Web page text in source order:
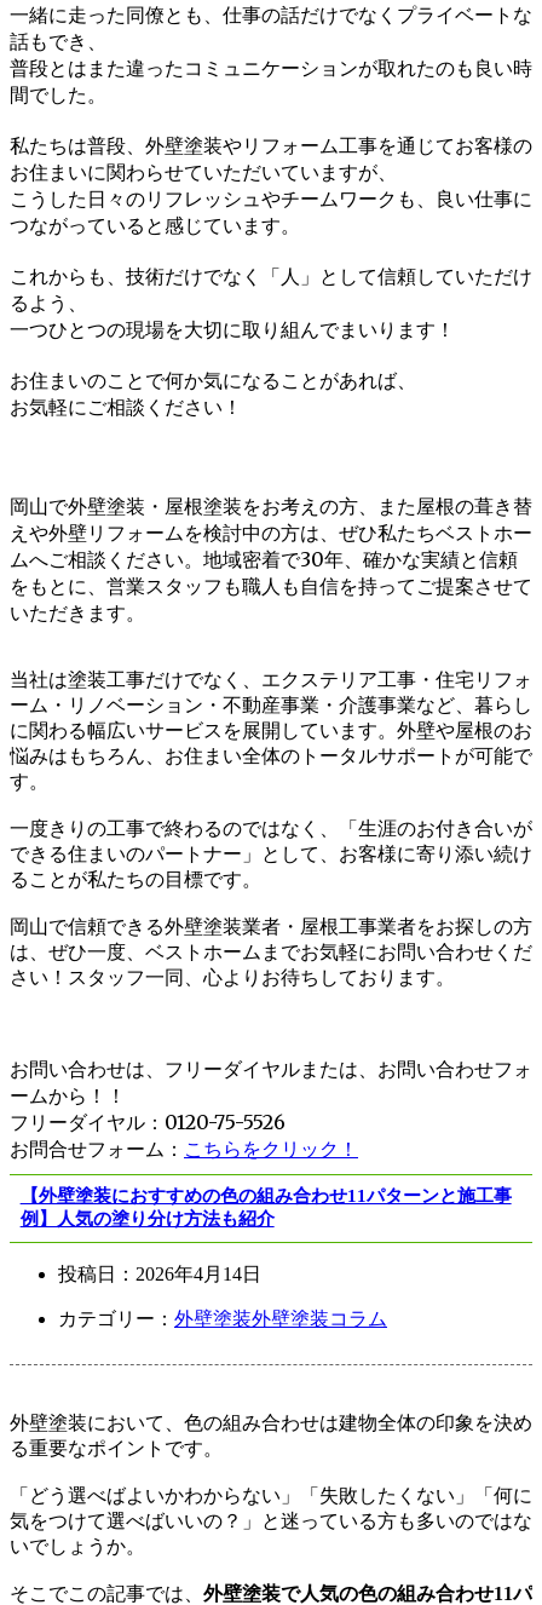
一緒に走った同僚とも、仕事の話だけでなくプライベートな
話もでき、
普段とはまた違ったコミュニケーションが取れたのも良い時
間でした。
私たちは普段、外壁塗装やリフォーム工事を通じてお客様の
お住まいに関わらせていただいていますが、
こうした日々のリフレッシュやチームワークも、良い仕事に
つながっていると感じています。
これからも、技術だけでなく「人」として信頼していただけ
るよう、
一つひとつの現場を大切に取り組んでまいります！
お住まいのことで何か気になることがあれば、
お気軽にご相談ください！
岡山で外壁塗装・屋根塗装をお考えの方、また屋根の葺き替
えや外壁リフォームを検討中の方は、ぜひ私たちベストホー
ムへご相談ください。地域密着で30年、確かな実績と信頼
をもとに、営業スタッフも職人も自信を持ってご提案させて
いただきます。
当社は塗装工事だけでなく、エクステリア工事・住宅リフォ
ーム・リノベーション・不動産事業・介護事業など、暮らし
に関わる幅広いサービスを展開しています。外壁や屋根のお
悩みはもちろん、お住まい全体のトータルサポートが可能で
す。
一度きりの工事で終わるのではなく、「生涯のお付き合いが
できる住まいのパートナー」として、お客様に寄り添い続け
ることが私たちの目標です。
岡山で信頼できる外壁塗装業者・屋根工事業者をお探しの方
は、ぜひ一度、ベストホームまでお気軽にお問い合わせくだ
さい！スタッフ一同、心よりお待ちしております。
お問い合わせは、フリーダイヤルまたは、お問い合わせフォ
ームから！！
フリーダイヤル：0120-75-5526
お問合せフォーム： こちらをクリック！
【外壁塗装におすすめの色の組み合わせ11パターンと施工事
例】人気の塗り分け方法も紹介
投稿日： 2026年4月14日
カテゴリー： 外壁塗装外壁塗装コラム
外壁塗装において、色の組み合わせは建物全体の印象を決め
る重要なポイントです。
「どう選べばよいかわからない」「失敗したくない」「何に
気をつけて選べばいいの？」と迷っている方も多いのではな
いでしょうか。
そこでこの記事では、 外壁塗装で人気の色の組み合わせ11パ